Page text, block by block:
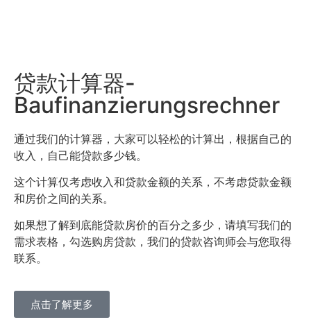
贷款计算器-
Baufinanzierungsrechner
通过我们的计算器，大家可以轻松的计算出，根据自己的
收入，自己能贷款多少钱。
这个计算仅考虑收入和贷款金额的关系，不考虑贷款金额
和房价之间的关系。
如果想了解到底能贷款房价的百分之多少，请填写我们的
需求表格，勾选购房贷款，我们的贷款咨询师会与您取得
联系。
点击了解更多